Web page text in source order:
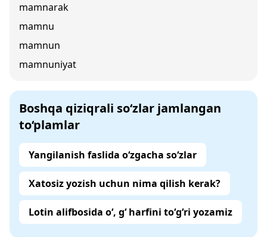
mamnarak
mamnu
mamnun
mamnuniyat
Boshqa qiziqrali so‘zlar jamlangan
to‘plamlar
Yangilanish faslida o‘zgacha so‘zlar
Xatosiz yozish uchun nima qilish kerak?
Lotin alifbosida o‘, g‘ harfini to‘g‘ri yozamiz